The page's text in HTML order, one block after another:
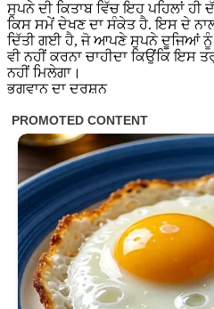
ਸੁਪਨੇ ਦੀ ਕਿਤਾਬ ਵਿੱਚ ਇਹ ਪਹਿਲਾਂ ਹੀ
ਕਿਸ ਸਮੇਂ ਦੇਖਣ ਦਾ ਸੰਕੇਤ ਹੈ. ਇਸ ਦੇ ਨਾਲ
ਦਿੱਤੀ ਗਈ ਹੈ, ਜੋ ਆਪਣੇ ਸੁਪਨੇ ਦੂਜਿਆਂ ਨੂੰ
ਵੀ ਨਹੀਂ ਕਰਨਾ ਚਾਹੀਦਾ ਕਿਉਂਕਿ ਇਸ
ਨਹੀਂ ਮਿਲੇਗਾ।
ਭਗਵਾਨ ਦਾ ਦਰਸ਼ਨ